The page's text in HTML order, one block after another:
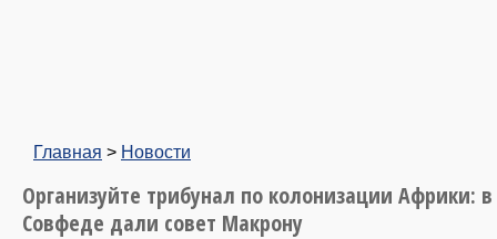
Главная > Новости
Организуйте трибунал по колонизации Африки: в
Совфеде дали совет Макрону